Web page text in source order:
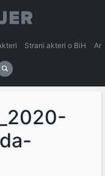
Strani akteri o BiH